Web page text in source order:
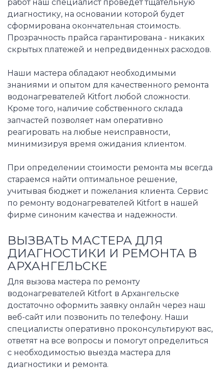
работ наш специалист проведет тщательную
диагностику, на основании которой будет
сформирована окончательная стоимость.
Прозрачность прайса гарантирована - никаких
скрытых платежей и непредвиденных расходов.
Наши мастера обладают необходимыми
знаниями и опытом для качественного ремонта
водонагревателей Kitfort любой сложности.
Кроме того, наличие собственного склада
запчастей позволяет нам оперативно
реагировать на любые неисправности,
минимизируя время ожидания клиентом.
При определении стоимости ремонта мы всегда
стараемся найти оптимальное решение,
учитывая бюджет и пожелания клиента. Сервис
по ремонту водонагревателей Kitfort в нашей
фирме синоним качества и надежности.
ВЫЗВАТЬ МАСТЕРА ДЛЯ
ДИАГНОСТИКИ И РЕМОНТА В
АРХАНГЕЛЬСКЕ
Для вызова мастера по ремонту
водонагревателей Kitfort в Архангельске
достаточно оформить заявку онлайн через наш
веб-сайт или позвонить по телефону. Наши
специалисты оперативно проконсультируют вас,
ответят на все вопросы и помогут определиться
с необходимостью выезда мастера для
диагностики и ремонта.